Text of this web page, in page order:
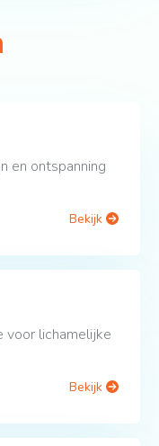
en ontspanning
Bekijk
voor lichamelijke
Bekijk